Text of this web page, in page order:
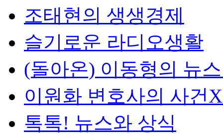
조태현의 생생경제
슬기로운 라디오생활
(돌아온) 이동형의 뉴
이원화 변호사의 사건
톡톡! 뉴스와 상식